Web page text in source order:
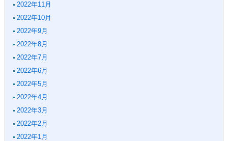
2022年11月
2022年10月
2022年9月
2022年8月
2022年7月
2022年6月
2022年5月
2022年4月
2022年3月
2022年2月
2022年1月